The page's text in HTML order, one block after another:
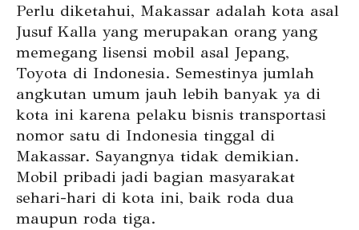
Perlu diketahui, Makassar adalah kota asal
Jusuf Kalla yang merupakan orang yang
memegang lisensi mobil asal Jepang,
Toyota di Indonesia. Semestinya jumlah
angkutan umum jauh lebih banyak ya di
kota ini karena pelaku bisnis transportasi
nomor satu di Indonesia tinggal di
Makassar. Sayangnya tidak demikian.
Mobil pribadi jadi bagian masyarakat
sehari-hari di kota ini, baik roda dua
maupun roda tiga.